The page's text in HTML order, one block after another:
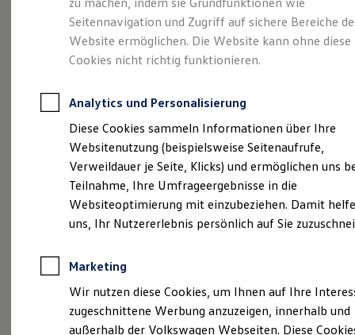
Gebrauchtwagen Leasing
Junge Gebrauchtwagen-Leasing
Elektroauto Leasing
Kleinwagen-Leasing
Leasing ohne Anzahlung
Autokredit mit Schlussrate
Versicherungen und Garantien
Kfz-Versicherung
Restschuldversicherungen
Garantien
Wartungsverträge
Geschäftskunden
Professional Class bei Volkswagen
Großkunden
Behörden
Anpfiff zum Gewinn
Elektroautos
ID. Tutorials
Elektrofahrzeugkonzepte
Sportlich. Flexibel.
Komfortabel.
Entdecken Sie den
T‑Roc!
Impressum & Rechtliches )
Seitennavigation und Zugriff auf sichere Bereiche
Website ermöglichen. Die Website kann ohne diese
Cookies nicht richtig funktionieren.
Analytics und Personalisierung
Diese Cookies sammeln Informationen über Ihre
Websitenutzung (beispielsweise Seitenaufrufe,
Verweildauer je Seite, Klicks) und ermöglichen uns
Teilnahme, Ihre Umfrageergebnisse in die
Websiteoptimierung mit einzubeziehen. Damit
uns, Ihr Nutzererlebnis persönlich auf Sie
Marketing
Wir nutzen diese Cookies, um Ihnen auf Ihre
zugeschnittene Werbung anzuzeigen, innerhalb und
außerhalb der Volkswagen Webseiten. Diese